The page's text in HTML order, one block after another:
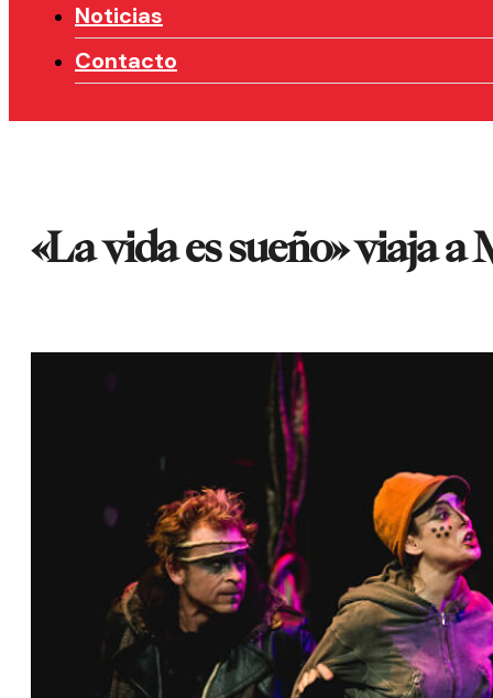
Noticias
Contacto
«La vida es sueño» viaja a